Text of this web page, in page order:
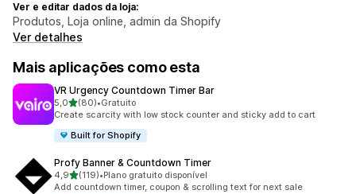
Ver e editar dados da loja:
Produtos, Loja online, admin da Shopify
Ver detalhes
Mais aplicações como esta
VR Urgency Countdown Timer Bar
5,0de 5 estrelas
(80)
80 total de avaliações
•Gratuito
Create scarcity with low stock counter and sticky add to cart
Built for Shopify
Profy Banner & Countdown Timer
4,9de 5 estrelas
(119)
119 total de avaliações
•Plano gratuito disponível
Add countdown timer, coupon & scrolling text for next sale